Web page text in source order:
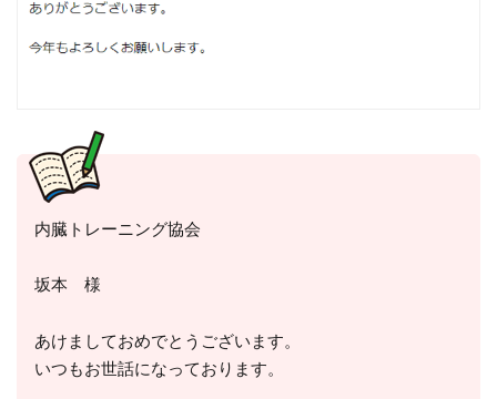
内臓トレーニング協会
坂本 様
あけましておめでとうございます。
いつもお世話になっております。